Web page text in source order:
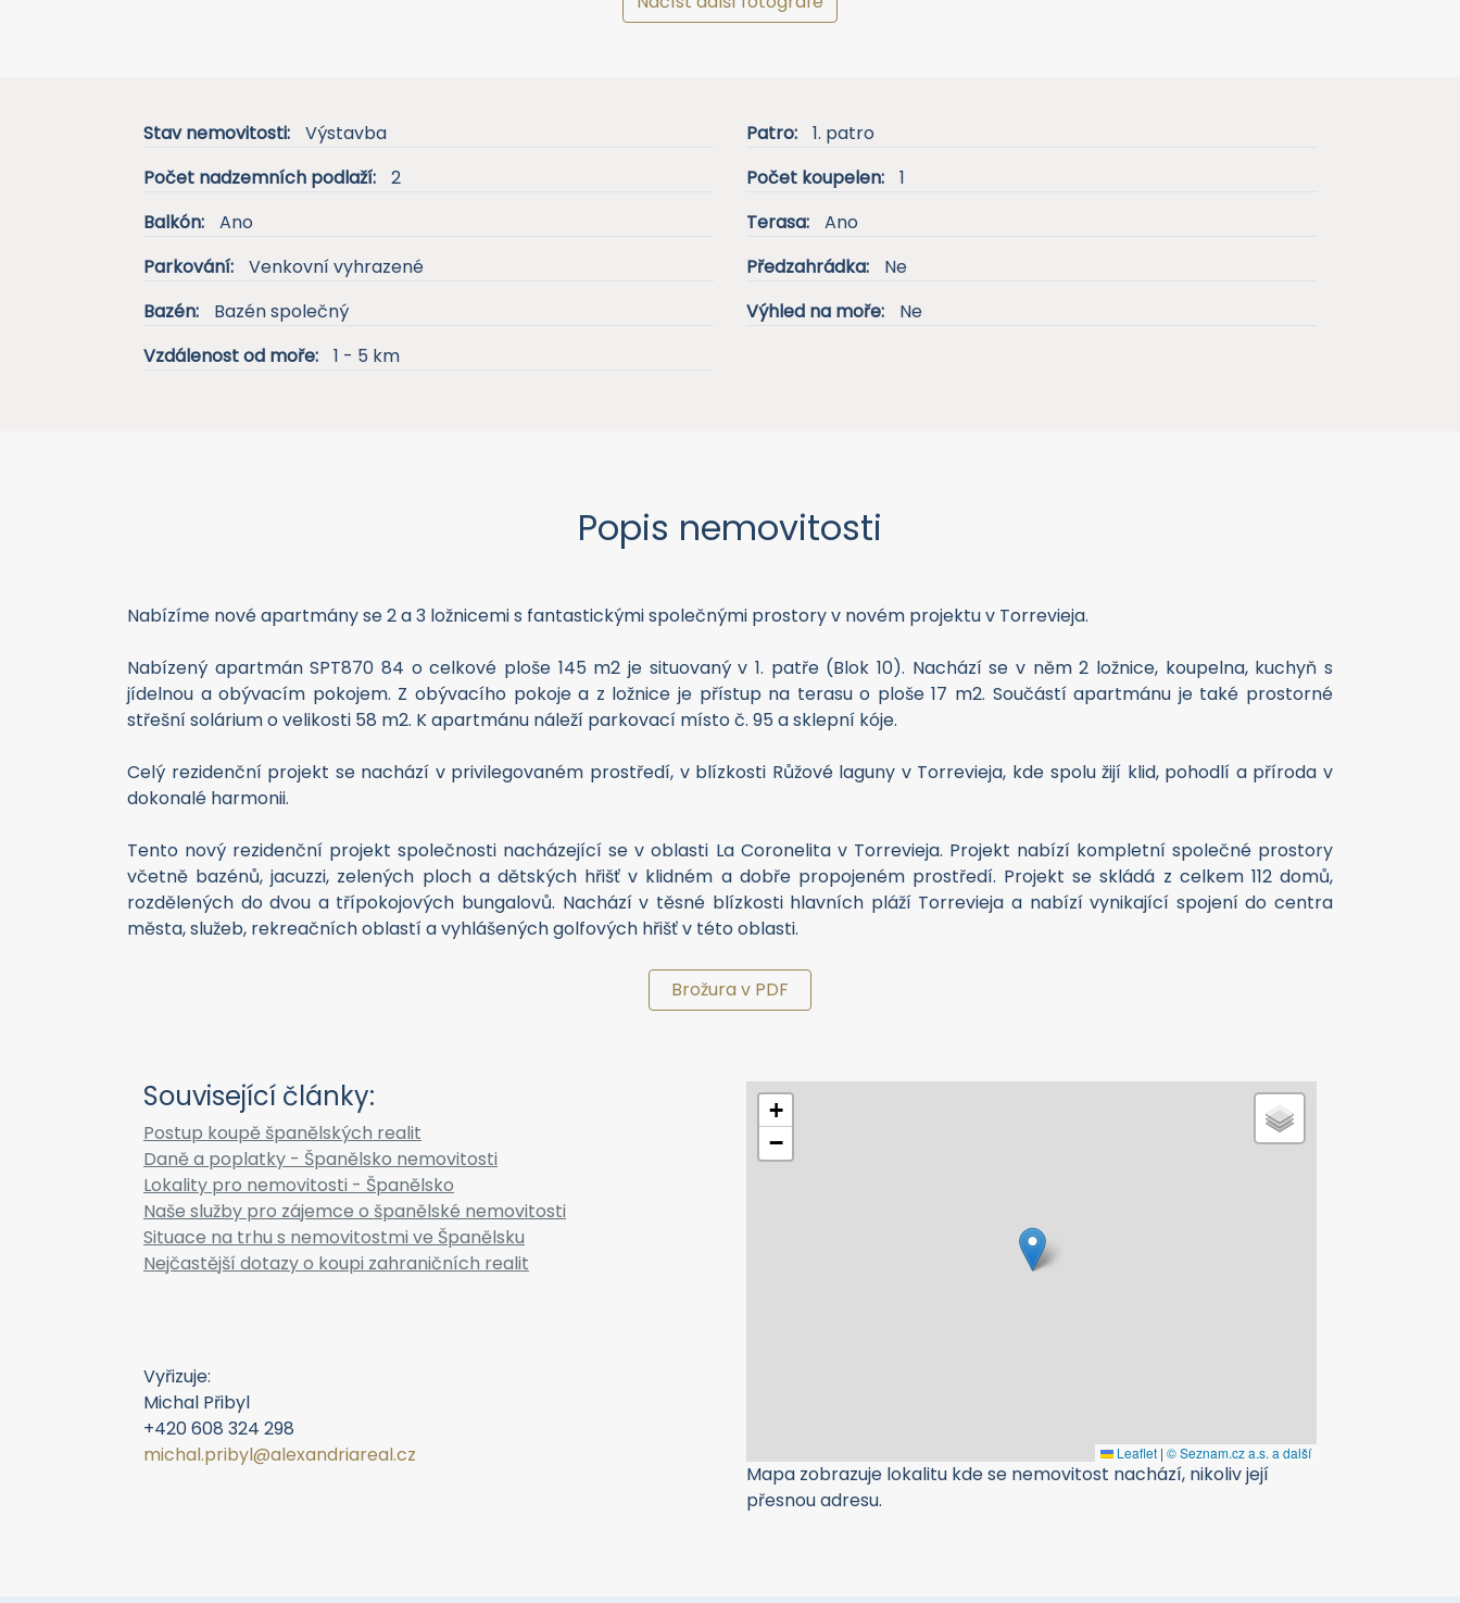
Stav nemovitosti: Výstavba Patro:
1. patro
Počet nadzemních podlaží:
2 Počet koupelen:
1
Balkón:
Ano Terasa:
Ano
Parkování:
Venkovní vyhrazené Předzahrádka:
Ne
Bazén:
Bazén společný Výhled na moře:
Ne
Vzdálenost od moře:
1 - 5 km
Popis nemovitosti
Nabízíme nové apartmány se 2 a 3 ložnicemi s fantastickými společnými prostory v novém projektu v Torrevieja.
Nabízený apartmán SPT870 84 o celkové ploše 145 m2 je situovaný v 1. patře (Blok 10). Nachází se v něm 2 ložnice, koupelna, kuchyň s
jídelnou a obývacím pokojem. Z obývacího pokoje a z ložnice je přístup na terasu o ploše 17 m2. Součástí apartmánu je také prostorné
střešní solárium o velikosti 58 m2. K apartmánu náleží parkovací místo č. 95 a sklepní kóje.
Celý rezidenční projekt se nachází v privilegovaném prostředí, v blízkosti Růžové laguny v Torrevieja, kde spolu žijí klid, pohodlí a příroda v
dokonalé harmonii.
Tento nový rezidenční projekt společnosti nacházející se v oblasti La Coronelita v Torrevieja. Projekt nabízí kompletní společné prostory
včetně bazénů, jacuzzi, zelených ploch a dětských hřišť v klidném a dobře propojeném prostředí. Projekt se skládá z celkem 112 domů,
rozdělených do dvou a třípokojových bungalovů. Nachází v těsné blízkosti hlavních pláží Torrevieja a nabízí vynikající spojení do centra
města, služeb, rekreačních oblastí a vyhlášených golfových hřišť v této oblasti.
Brožura v PDF
Související články:
Postup koupě španělských realit
Daně a poplatky - Španělsko nemovitosti
Lokality pro nemovitosti - Španělsko
Naše služby pro zájemce o španělské nemovitosti
Situace na trhu s nemovitostmi ve Španělsku
Nejčastější dotazy o koupi zahraničních realit
Vyřizuje:
Michal Přibyl
+420 608 324 298
michal.pribyl@alexandriareal.cz
+
−
Leaflet | © Seznam.cz a.s. a další
Mapa zobrazuje lokalitu kde se nemovitost nachází, nikoliv její
přesnou adresu.